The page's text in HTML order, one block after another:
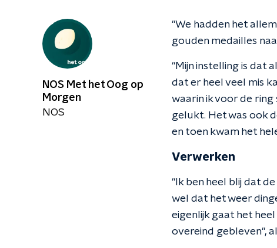
"We hadden het
gouden medailles
"Mijn instelling is dat
dat er heel veel mis
waarin ik voor de ring
gelukt. Het was ook
en toen kwam het
Verwerken
"Ik ben heel blij dat
wel dat het weer
eigenlijk gaat het
overeind gebleven",
NOS Met het Oog op
Morgen
NOS